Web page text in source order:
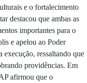
e o fortalecimento
destacou que ambas as
importantes para o
e apelou ao Poder
ressaltando que
providências. Em
afirmou que o